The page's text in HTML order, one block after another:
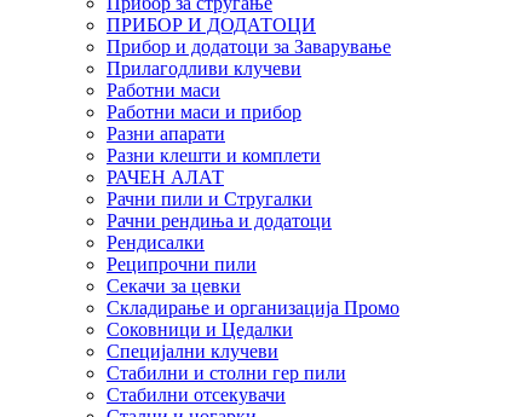
ПРИБОР И ДОДАТОЦИ
Прибор и додатоци за Заварување
Прилагодливи клучеви
Работни маси
Работни маси и прибор
Разни апарати
Разни клешти и комплети
РАЧЕН АЛАТ
Рачни пили и Стругалки
Рачни рендиња и додатоци
Рендисалки
Реципрочни пили
Секачи за цевки
Складирање и организација Промо
Соковници и Цедалки
Специјални клучеви
Стабилни и столни гер пили
Стабилни отсекувачи